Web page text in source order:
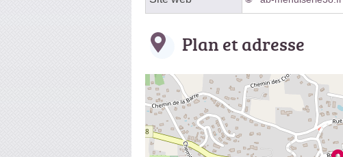
Plan et adresse